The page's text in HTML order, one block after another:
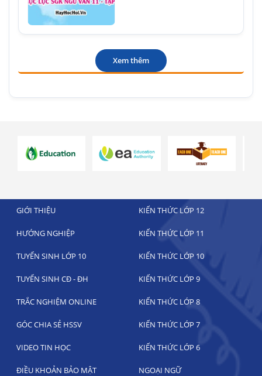
Xem thêm
GIỚI THIỆU KIẾN THỨC LỚP 12
HƯỚNG NGHIỆP KIẾN THỨC LỚP 11
TUYỂN SINH LỚP 10 KIẾN THỨC LỚP 10
TUYỂN SINH CĐ - ĐH KIẾN THỨC LỚP 9
TRẮC NGHIỆM ONLINE KIẾN THỨC LỚP 8
GÓC CHIA SẺ HSSV KIẾN THỨC LỚP 7
VIDEO TIN HỌC KIẾN THỨC LỚP 6
ĐIỀU KHOẢN BẢO MẬT NGOẠI NGỮ